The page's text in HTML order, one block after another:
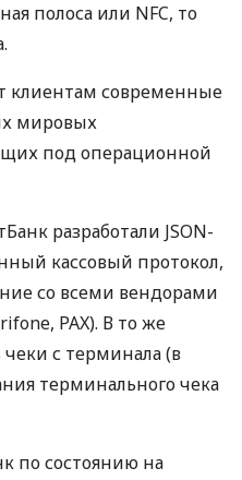
полоса или NFC, то
клиентам современные
мировых
под операционной
разработали JSON-
кассовый протокол,
со всеми вендорами
PAX). В то же
с терминала (в
терминального чека
по состоянию на